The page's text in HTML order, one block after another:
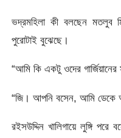
ভদ্রমহিলা কী বলছেন মতলুব
পুরোটাই বুঝেছে।
“আমি কি একটু ওদের গার্জিয়ানের
“জি। আপনি বসেন, আমি ডেকে
রইসউদ্দিন খালিগায়ে লুঙ্গি